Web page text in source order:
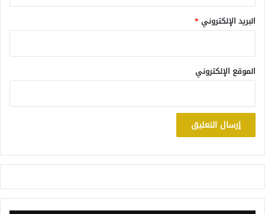
البريد الإلكتروني *
الموقع الإلكتروني